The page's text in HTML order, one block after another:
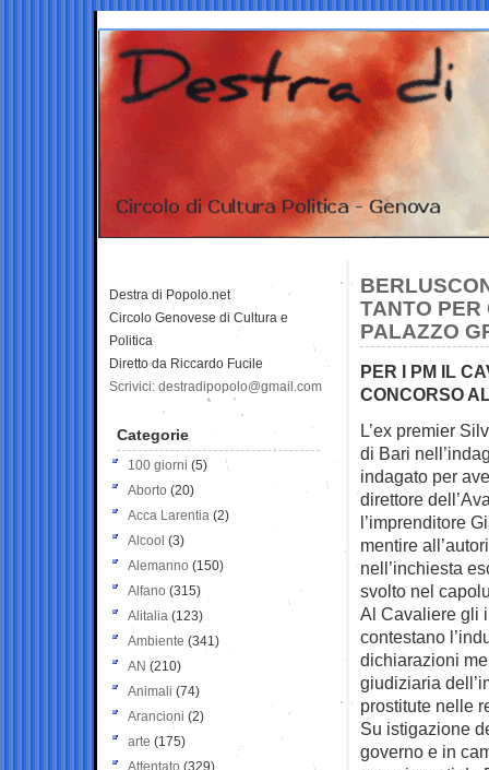
TANTO PER
PALAZZO
PER I PM IL
CONCORSO
L’ex premier
di Bari
indagato per
direttore
l’imprenditore
mentire
nell’inchiesta
svolto nel
Al Cavaliere gli
contestano
dichiarazioni
giudiziaria
prostitute nelle
Su istigazione
governo e in
Destra di Popolo.net
Circolo Genovese di Cultura e
Politica
Diretto da Riccardo Fucile
Scrivici: destradipopolo@gmail.com
Categorie
100 giorni (5)
Aborto (20)
Acca Larentia (2)
Alcool (3)
Alemanno (150)
Alfano (315)
Alitalia (123)
Ambiente (341)
AN (210)
Animali (74)
Arancioni (2)
arte (175)
Attentato (329)